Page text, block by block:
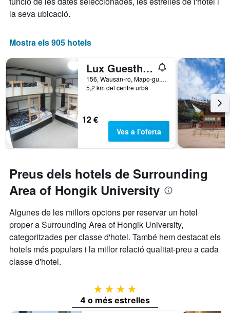
la seva ubicació.
Mostra els 905 hotels
Lux Guesthouse
156, Wausan-ro, Mapo-gu, Seül, Corea del Sud
5,2 km del centre urbà
12 €
Ves a l'oferta
Preus dels hotels de Surrounding
Area of Hongik University
Algunes de les millors opcions per reservar un hotel
proper a Surrounding Area of Hongik University,
categoritzades per classe d'hotel. També hem destacat els
hotels més populars i la millor relació qualitat-preu a cada
classe d'hotel.
4 estrelles
4 o més estrelles